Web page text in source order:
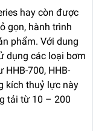
hay còn được
gọn, hành trình
phẩm. Với dung
dụng các loại bơm
700, HHB-
kích thuỷ lực này
tải từ 10 – 200